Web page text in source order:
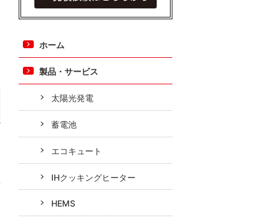
ホーム
製品・サービス
太陽光発電
蓄電池
エコキュート
IHクッキングヒーター
HEMS